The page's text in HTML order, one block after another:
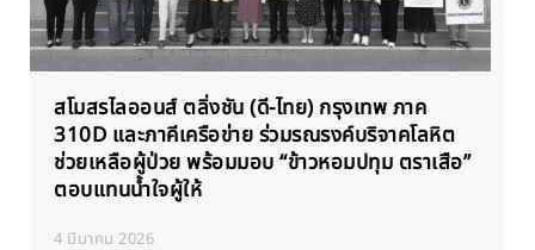
สโมสรไลออนส์ ตลิ่งชัน (ดี-ไทย) กรุงเทพ ภาค
310D และภาคีเครือข่าย ร่วมรณรงค์บริจาคโลหิต
ช่วยเหลือผู้ป่วย พร้อมมอบ “ข้าวหอมปทุม ตราเสือ”
ตอบแทนน้ำใจผู้ให้
4 มีนาคม 2026